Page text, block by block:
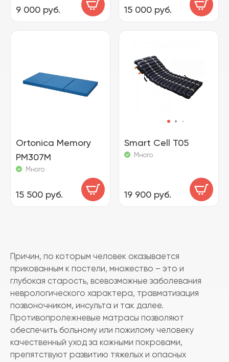
9 000 руб. 15 000 руб.
Ortonica Memory
PM307M
Много
15 500 руб.
Smart Cell T05
Много
19 900 руб.
Причин, по которым человек оказывается
прикованным к постели, множество – это и
глубокая старость, всевозможные заболевания
неврологического характера, травматизация
позвоночником, инсульта и так далее.
Противопролежневые матрасы позволяют
обеспечить больному или пожилому человеку
качественный уход за кожными покровами,
препятствуют развитию тяжелых и опасных